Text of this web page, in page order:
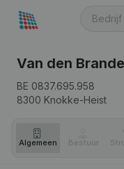
Van den
BE 0837.695.958
8300 Knokke-Heist
Algemeen Bestuur